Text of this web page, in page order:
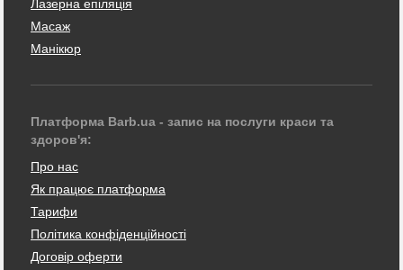
Лазерна епіляція
Масаж
Манікюр
Платформа Barb.ua - запис на послуги краси та
здоров'я:
Про нас
Як працює платформа
Тарифи
Політика конфіденційності
Договір оферти